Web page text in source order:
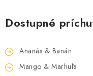
Dostupné
Ananás & Banán
Mango & Marhuľa